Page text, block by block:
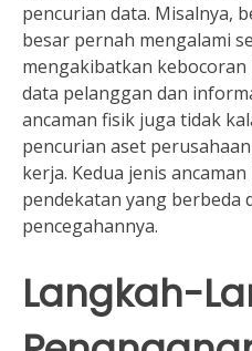
pencurian data. Misalnya,
besar pernah mengalami
mengakibatkan
data pelanggan dan
ancaman fisik juga tidak
pencurian aset
kerja. Kedua jenis
pendekatan yang berbeda
pencegahannya.
Langkah-